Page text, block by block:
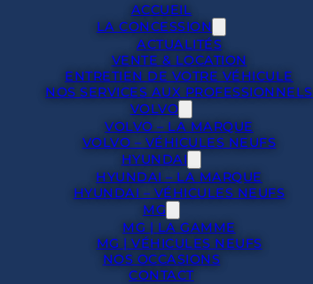
ACCUEIL
LA CONCESSION
ACTUALITÉS
VENTE & LOCATION
ENTRETIEN DE VOTRE VÉHICULE
NOS SERVICES AUX PROFESSIONNELS
VOLVO
VOLVO – LA MARQUE
VOLVO – VÉHICULES NEUFS
HYUNDAI
HYUNDAI – LA MARQUE
HYUNDAI – VÉHICULES NEUFS
MG
MG | LA GAMME
MG | VÉHICULES NEUFS
NOS OCCASIONS
CONTACT